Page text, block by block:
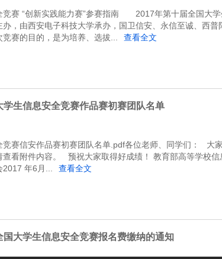
竞赛 “创新实践能力赛”参赛指南 2017年第十届全国大学
，由西安电子科技大学承办，国卫信安、永信至诚、西
赛的目的，是为培养、选拔...
查看全文
学生信息安全竞赛作品赛初赛团队名单
竞赛信安作品赛初赛团队名单.pdf各位老师、同学们： 大
查看附件内容。 预祝大家取得好成绩！ 教育部高等学校
年6月...
查看全文
国大学生信息安全竞赛报名费缴纳的通知